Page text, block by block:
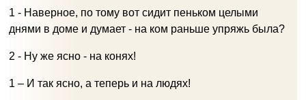
1 - Наверное, по тому вот сидит пеньком целыми
днями в доме и думает - на ком раньше упряжь была?
2 - Ну же ясно - на конях!
1 – И так ясно, а теперь и на людях!